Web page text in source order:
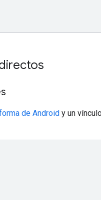
de Android y un